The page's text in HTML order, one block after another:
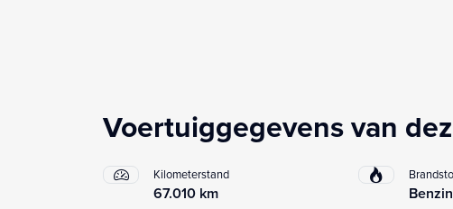
Voertuiggegevens van
Kilometerstand
67.010 km